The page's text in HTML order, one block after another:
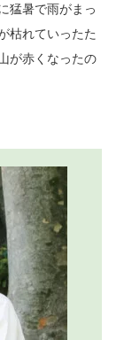
猛暑で雨がまっ
枯れていったた
が赤くなったの